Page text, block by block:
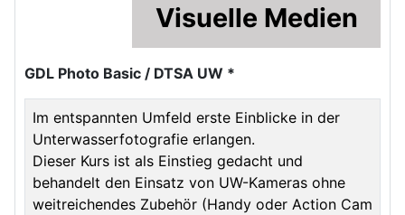
Visuelle Medien
GDL Photo Basic / DTSA UW *
Im entspannten Umfeld erste Einblicke in der
Unterwasserfotografie erlangen.
Dieser Kurs ist als Einstieg gedacht und
behandelt den Einsatz von UW-Kameras ohne
weitreichendes Zubehör (Handy oder Action Cam